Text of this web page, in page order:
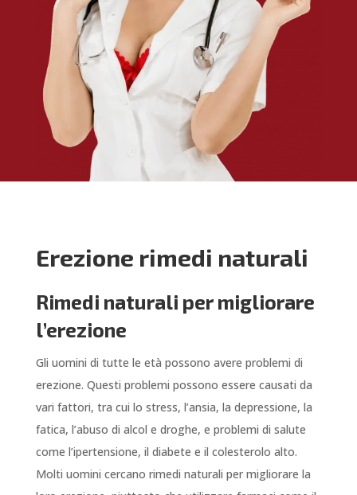
Erezione rimedi naturali
Rimedi naturali per migliorare
l’erezione
Gli uomini di tutte le età possono avere problemi di
erezione. Questi problemi possono essere causati da
vari fattori, tra cui lo stress, l’ansia, la depressione, la
fatica, l’abuso di alcol e droghe, e problemi di salute
come l’ipertensione, il diabete e il colesterolo alto.
Molti uomini cercano rimedi naturali per migliorare la